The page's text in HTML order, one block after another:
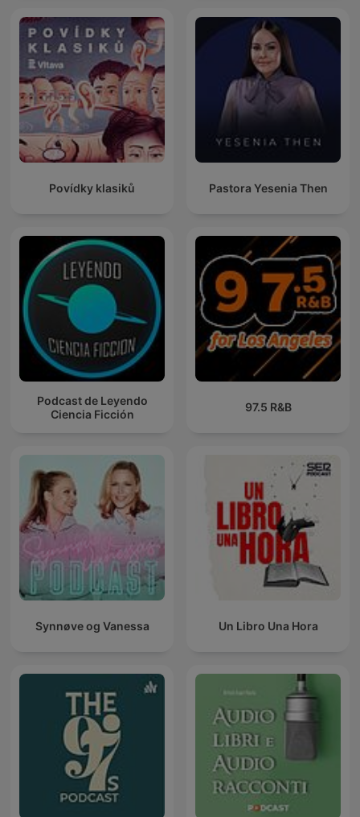
Povídky klasiků Pastora Yesenia Then
Podcast de Leyendo
Ciencia Ficción
97.5 R&B
Synnøve og Vanessa Un Libro Una Hora